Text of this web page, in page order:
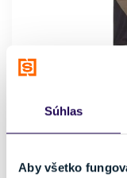
Súhlas
Aby všetko
Cyklistický dres
Pohlavie